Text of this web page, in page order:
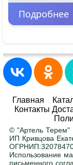
Подробнее
Любые
вашему
Главная
Контакты
© "Артель Терем"
ИП Кривцова
Использование
письменного